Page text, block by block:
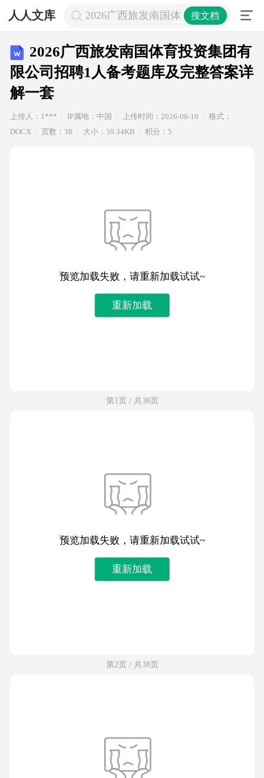
人人文库 2026广西旅发南国体育投资集团有限
搜文档
2026广西旅发南国体育投资集团有
限公司招聘1人备考题库及完整答案详
解一套
上传人：1*** IP属地：中国 上传时间：2026-06-16
格式：
DOCX
页数：38 大小：59.34KB 积分：5
预览加载失败，请重新加载试试~
重新加载
第1页 / 共38页
预览加载失败，请重新加载试试~
重新加载
第2页 / 共38页